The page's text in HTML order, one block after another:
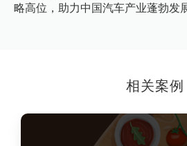
略高位，助力中国汽车产业蓬勃发展
相关案例